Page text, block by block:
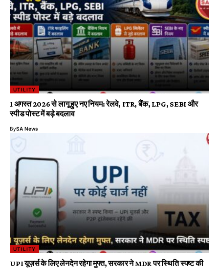
UTILITY
1 अगस्त 2026 से लागू हुए नए नियम: रेलवे, ITR, बैंक, LPG, SEBI और
स्पीड पोस्ट में बड़े बदलाव
BySA News
UTILITY
UPI यूज़र्स के लिए लेनदेन रहेगा मुफ्त, सरकार ने MDR पर स्थिति स्पष्ट की